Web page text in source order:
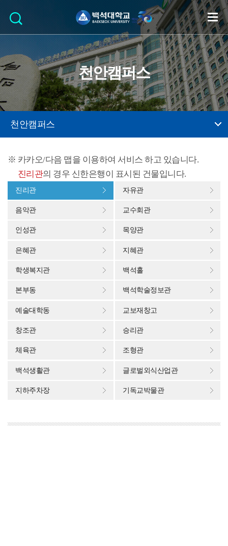
천안캠퍼스
천안캠퍼스
카카오/다음 맵을 이용하여 서비스 하고 있습니다.
진리관의 경우 신한은행이 표시된 건물입니다.
진리관 자유관
음악관 교수회관
인성관 목양관
은혜관 지혜관
학생복지관 백석홀
본부동 백석학술정보관
예술대학동 교보재창고
창조관 승리관
체육관 조형관
백석생활관 글로벌외식산업관
지하주차장 기독교박물관